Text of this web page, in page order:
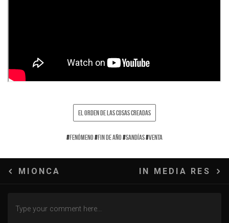
EL ORDEN DE LAS COSAS CREADAS
#FENÓMENO#FIN DE AÑO#SANDÍAS#VENTA
Navegación
entradas
MIONCA IN MEDIA RES